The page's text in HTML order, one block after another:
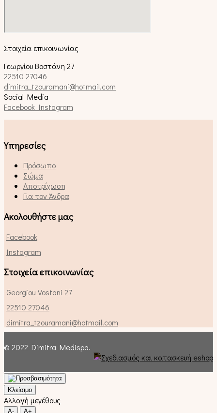
Στοιχεία επικοινωνίας
Γεωργίου Βοστάνη 27
22510 27046
dimitra_tzouramani@hotmail.com
Social Media
Facebook Instagram
Υπηρεσίες
Πρόσωπο
Σώμα
Αποτρίχωση
Για τον Άνδρα
Ακολουθήστε μας
Facebook
Instagram
Στοιχεία επικοινωνίας
Georgiou Vostani 27
22510 27046
dimitra_tzouramani@hotmail.com
© 2022 Dimitra Medispa.
Κλείσιμο
Αλλαγή μεγέθους
A- A+